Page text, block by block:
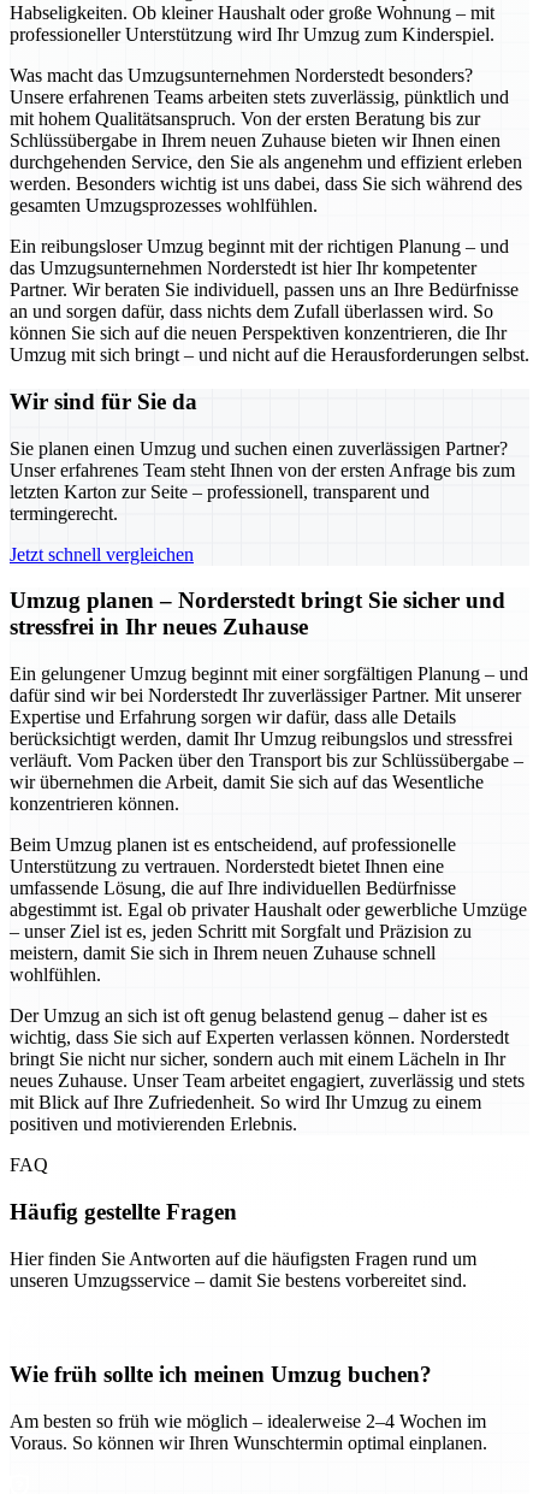
Habseligkeiten. Ob kleiner Haushalt oder große Wohnung – mit
professioneller Unterstützung wird Ihr Umzug zum Kinderspiel.
Was macht das Umzugsunternehmen Norderstedt besonders?
Unsere erfahrenen Teams arbeiten stets zuverlässig, pünktlich und
mit hohem Qualitätsanspruch. Von der ersten Beratung bis zur
Schlüssübergabe in Ihrem neuen Zuhause bieten wir Ihnen einen
durchgehenden Service, den Sie als angenehm und effizient erleben
werden. Besonders wichtig ist uns dabei, dass Sie sich während des
gesamten Umzugsprozesses wohlfühlen.
Ein reibungsloser Umzug beginnt mit der richtigen Planung – und
das Umzugsunternehmen Norderstedt ist hier Ihr kompetenter
Partner. Wir beraten Sie individuell, passen uns an Ihre Bedürfnisse
an und sorgen dafür, dass nichts dem Zufall überlassen wird. So
können Sie sich auf die neuen Perspektiven konzentrieren, die Ihr
Umzug mit sich bringt – und nicht auf die Herausforderungen selbst.
Wir sind für Sie da
Sie planen einen Umzug und suchen einen zuverlässigen Partner?
Unser erfahrenes Team steht Ihnen von der ersten Anfrage bis zum
letzten Karton zur Seite – professionell, transparent und
termingerecht.
Jetzt schnell vergleichen
Umzug planen – Norderstedt bringt Sie sicher und
stressfrei in Ihr neues Zuhause
Ein gelungener Umzug beginnt mit einer sorgfältigen Planung – und
dafür sind wir bei Norderstedt Ihr zuverlässiger Partner. Mit unserer
Expertise und Erfahrung sorgen wir dafür, dass alle Details
berücksichtigt werden, damit Ihr Umzug reibungslos und stressfrei
verläuft. Vom Packen über den Transport bis zur Schlüssübergabe –
wir übernehmen die Arbeit, damit Sie sich auf das Wesentliche
konzentrieren können.
Beim Umzug planen ist es entscheidend, auf professionelle
Unterstützung zu vertrauen. Norderstedt bietet Ihnen eine
umfassende Lösung, die auf Ihre individuellen Bedürfnisse
abgestimmt ist. Egal ob privater Haushalt oder gewerbliche Umzüge
– unser Ziel ist es, jeden Schritt mit Sorgfalt und Präzision zu
meistern, damit Sie sich in Ihrem neuen Zuhause schnell
wohlfühlen.
Der Umzug an sich ist oft genug belastend genug – daher ist es
wichtig, dass Sie sich auf Experten verlassen können. Norderstedt
bringt Sie nicht nur sicher, sondern auch mit einem Lächeln in Ihr
neues Zuhause. Unser Team arbeitet engagiert, zuverlässig und stets
mit Blick auf Ihre Zufriedenheit. So wird Ihr Umzug zu einem
positiven und motivierenden Erlebnis.
FAQ
Häufig gestellte Fragen
Hier finden Sie Antworten auf die häufigsten Fragen rund um
unseren Umzugsservice – damit Sie bestens vorbereitet sind.
Wie früh sollte ich meinen Umzug buchen?
Am besten so früh wie möglich – idealerweise 2–4 Wochen im
Voraus. So können wir Ihren Wunschtermin optimal einplanen.